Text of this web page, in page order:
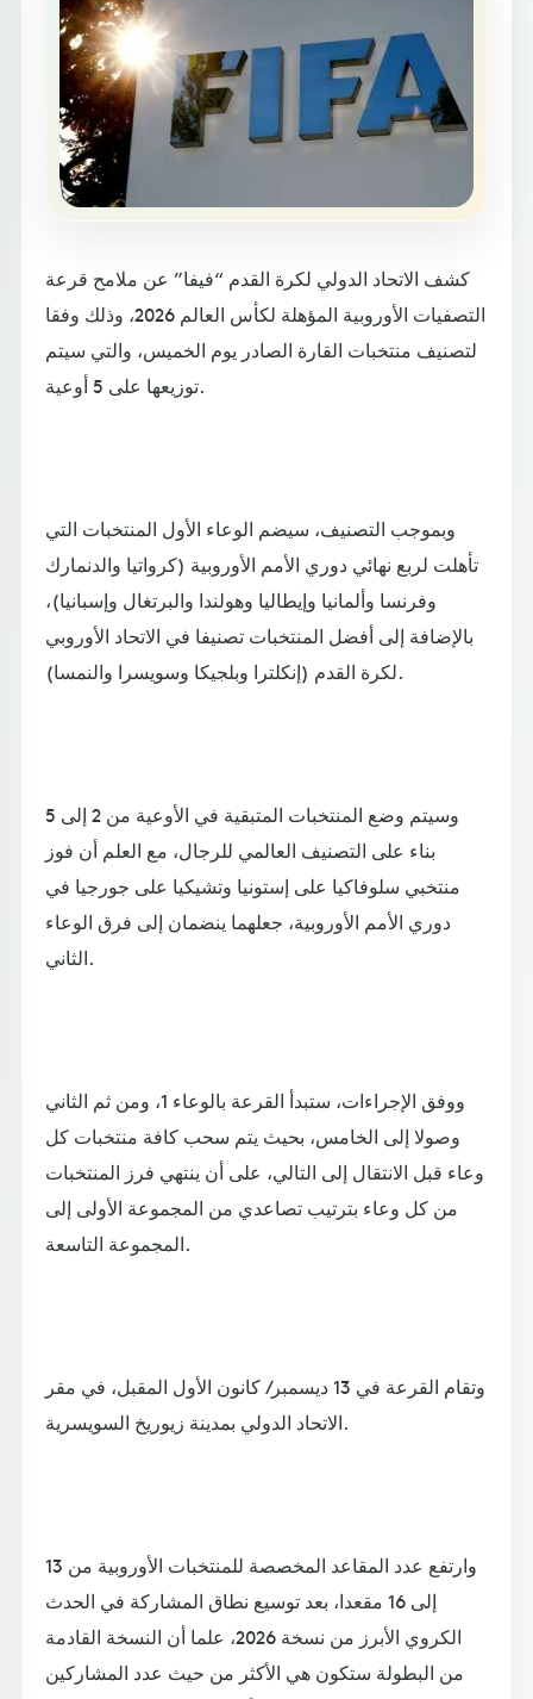
كشف الاتحاد الدولي لكرة القدم “فيفا” عن ملامح قرعة
التصفيات الأوروبية المؤهلة لكأس العالم 2026، وذلك وفقا
لتصنيف منتخبات القارة الصادر يوم الخميس، والتي سيتم
توزيعها على 5 أوعية.
وبموجب التصنيف، سيضم الوعاء الأول المنتخبات التي
تأهلت لربع نهائي دوري الأمم الأوروبية (كرواتيا والدنمارك
وفرنسا وألمانيا وإيطاليا وهولندا والبرتغال وإسبانيا)،
بالإضافة إلى أفضل المنتخبات تصنيفا في الاتحاد الأوروبي
لكرة القدم (إنكلترا وبلجيكا وسويسرا والنمسا).
وسيتم وضع المنتخبات المتبقية في الأوعية من 2 إلى 5
بناء على التصنيف العالمي للرجال، مع العلم أن فوز
منتخبي سلوفاكيا على إستونيا وتشيكيا على جورجيا في
دوري الأمم الأوروبية، جعلهما ينضمان إلى فرق الوعاء
الثاني.
ووفق الإجراءات، ستبدأ القرعة بالوعاء 1، ومن ثم الثاني
وصولا إلى الخامس، بحيث يتم سحب كافة منتخبات كل
وعاء قبل الانتقال إلى التالي، على أن ينتهي فرز المنتخبات
من كل وعاء بترتيب تصاعدي من المجموعة الأولى إلى
المجموعة التاسعة.
وتقام القرعة في 13 ديسمبر/ كانون الأول المقبل، في مقر
الاتحاد الدولي بمدينة زيوريخ السويسرية.
وارتفع عدد المقاعد المخصصة للمنتخبات الأوروبية من 13
إلى 16 مقعدا، بعد توسيع نطاق المشاركة في الحدث
الكروي الأبرز من نسخة 2026، علما أن النسخة القادمة
من البطولة ستكون هي الأكثر من حيث عدد المشاركين